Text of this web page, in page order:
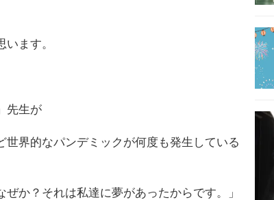
ます。
先生が
界的なパンデミックが何度も発生している
か？それは私達に夢があったからです。」